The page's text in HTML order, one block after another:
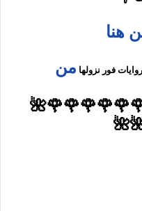
هنا
فور نزولها من